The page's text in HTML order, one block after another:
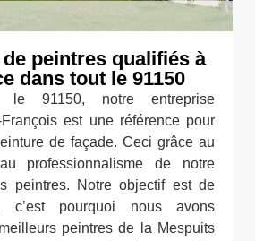
peintres qualifiés à
dans tout le 91150
le 91150, notre entreprise
est une référence pour
de façade. Ceci grâce au
professionnalisme de notre
peintres. Notre objectif est de
c’est pourquoi nous avons
peintres de la Mespuits